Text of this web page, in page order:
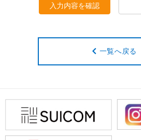
入力内容を確認
一覧へ戻る